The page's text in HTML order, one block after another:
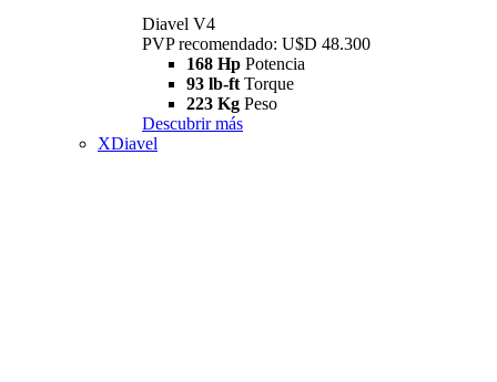
Diavel V4
PVP recomendado: U$D 48.300
168 Hp Potencia
93 lb-ft Torque
223 Kg Peso
Descubrir más
XDiavel